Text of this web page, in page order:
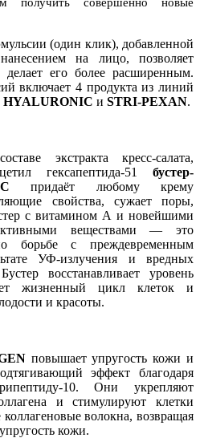
(один клик), добавленной
на лицо, позволяет
делает его более расширенным.
включает 4 продукта из линий
HYALURONIC и STRI-PEXAN.
экстракта кресс-салата,
гексапептида-51 бустер-
придаёт любому крему
свойства, сужает поры,
с витамином А и новейшими
веществами — это
борьбе с преждевременным
УФ-излучения и вредных
восстанавливает уровень
жизненный цикл клеток и
и красоты.
повышает упругость кожи и
эффект благодаря
10. Они укрепляют
и стимулируют клетки
волокна, возвращая
кожи.